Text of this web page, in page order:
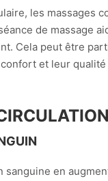
les massages
de massage
Cela peut être
et leur qualité
sanguine en